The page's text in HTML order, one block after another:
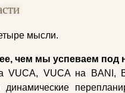
мысли.
чем мы успеваем под
VUCA, VUCA на BANI,
динамические